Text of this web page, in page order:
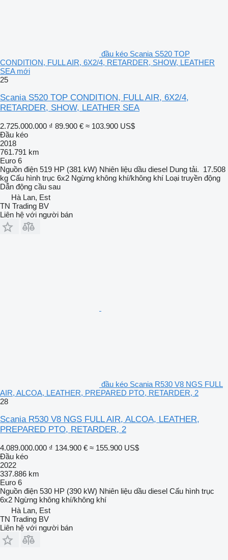
đầu kéo Scania S520 TOP
CONDITION, FULL AIR, 6X2/4, RETARDER, SHOW, LEATHER
SEA mới
25
Scania S520 TOP CONDITION, FULL AIR, 6X2/4,
RETARDER, SHOW, LEATHER SEA
2.725.000.000 ₫ 89.900 € ≈ 103.900 US$
Đầu kéo
2018
761.791 km
Euro 6
Nguồn điện 519 HP (381 kW) Nhiên liệu dầu diesel Dung tải. 17.508
kg Cấu hình trục 6x2 Ngừng không khí/không khí Loại truyền động
Dẫn động cầu sau
Hà Lan, Est
TN Trading BV
Liên hệ với người bán
đầu kéo Scania R530 V8 NGS FULL
AIR, ALCOA, LEATHER, PREPARED PTO, RETARDER, 2
28
Scania R530 V8 NGS FULL AIR, ALCOA, LEATHER,
PREPARED PTO, RETARDER, 2
4.089.000.000 ₫ 134.900 € ≈ 155.900 US$
Đầu kéo
2022
337.886 km
Euro 6
Nguồn điện 530 HP (390 kW) Nhiên liệu dầu diesel Cấu hình trục
6x2 Ngừng không khí/không khí
Hà Lan, Est
TN Trading BV
Liên hệ với người bán